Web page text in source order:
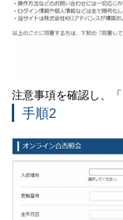
注意事項を確認し、「
手順2